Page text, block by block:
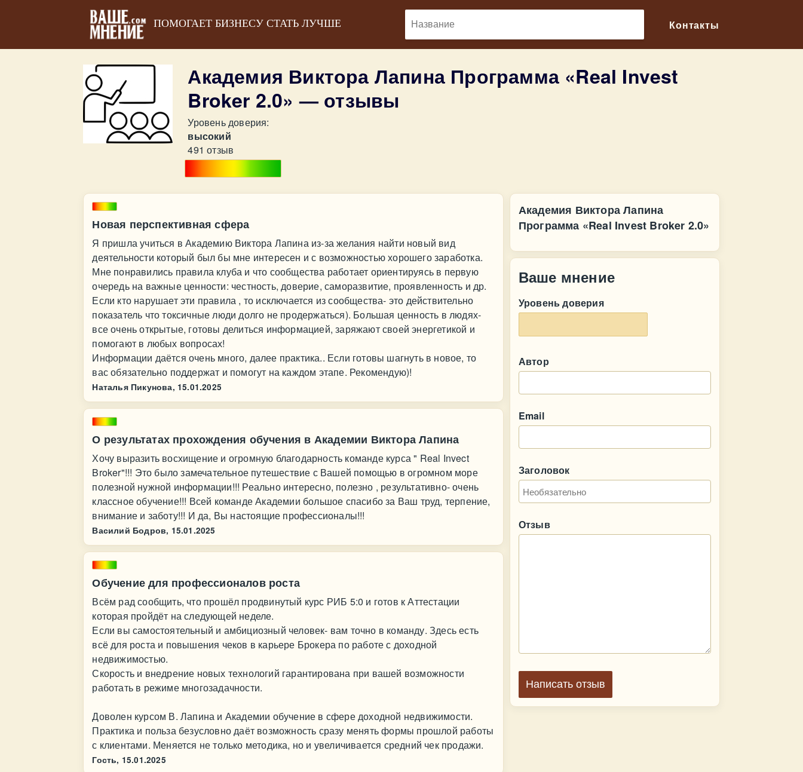
ПОМОГАЕТ БИЗНЕСУ СТАТЬ ЛУЧШЕ Контакты
Академия Виктора Лапина Программа «Real Invest
Broker 2.0» — отзывы
Уровень доверия:
высокий
491 отзыв
Новая перспективная сфера
Я пришла учиться в Академию Виктора Лапина из-за желания найти новый вид
деятельности который был бы мне интересен и с возможностью хорошего заработка.
Мне понравились правила клуба и что сообщества работает ориентируясь в первую
очередь на важные ценности: честность, доверие, саморазвитие, проявленность и др.
Если кто нарушает эти правила , то исключается из сообщества- это действительно
показатель что токсичные люди долго не продержаться). Большая ценность в людях-
все очень открытые, готовы делиться информацией, заряжают своей энергетикой и
помогают в любых вопросах!
Информации даётся очень много, далее практика.. Если готовы шагнуть в новое, то
вас обязательно поддержат и помогут на каждом этапе. Рекомендую)!
Наталья Пикунова, 15.01.2025
О результатах прохождения обучения в Академии Виктора Лапина
Хочу выразить восхищение и огромную благодарность команде курса " Real Invect
Broker"!!! Это было замечательное путешествие с Вашей помощью в огромном море
полезной нужной информации!!! Реально интересно, полезно , результативно- очень
классное обучение!!! Всей команде Академии большое спасибо за Ваш труд, терпение,
внимание и заботу!!! И да, Вы настоящие профессионалы!!!
Василий Бодров, 15.01.2025
Обучение для профессионалов роста
Всём рад сообщить, что прошёл продвинутый курс РИБ 5:0 и готов к Аттестации
которая пройдёт на следующей неделе.
Если вы самостоятельный и амбициозный человек- вам точно в команду. Здесь есть
всё для роста и повышения чеков в карьере Брокера по работе с доходной
недвижимостью.
Скорость и внедрение новых технологий гарантирована при вашей возможности
работать в режиме многозадачности.
Доволен курсом В. Лапина и Академии обучение в сфере доходной недвижимости.
Практика и польза безусловно даёт возможность сразу менять формы прошлой работы
с клиентами. Меняется не только методика, но и увеличивается средний чек продажи.
Гость, 15.01.2025
Академия Виктора Лапина
Программа «Real Invest Broker 2.0»
Ваше мнение
Уровень доверия
Автор
Email
Заголовок
Отзыв
Написать отзыв